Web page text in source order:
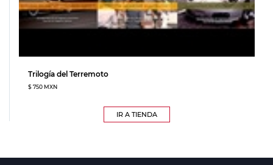
Trilogía del Terremoto
$ 750 MXN
IR A TIENDA